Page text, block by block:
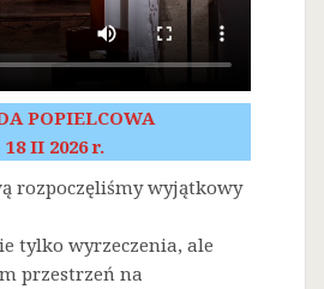
POPIELCOWA
18 II 2026 r.
rozpoczęliśmy wyjątkowy
tylko wyrzeczenia, ale
przestrzeń na